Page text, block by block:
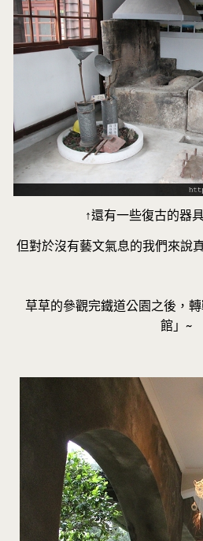
↑還有一些復古的器
但對於沒有藝文氣息的我們來說
草草的參觀完鐵道公園之後，
館」~